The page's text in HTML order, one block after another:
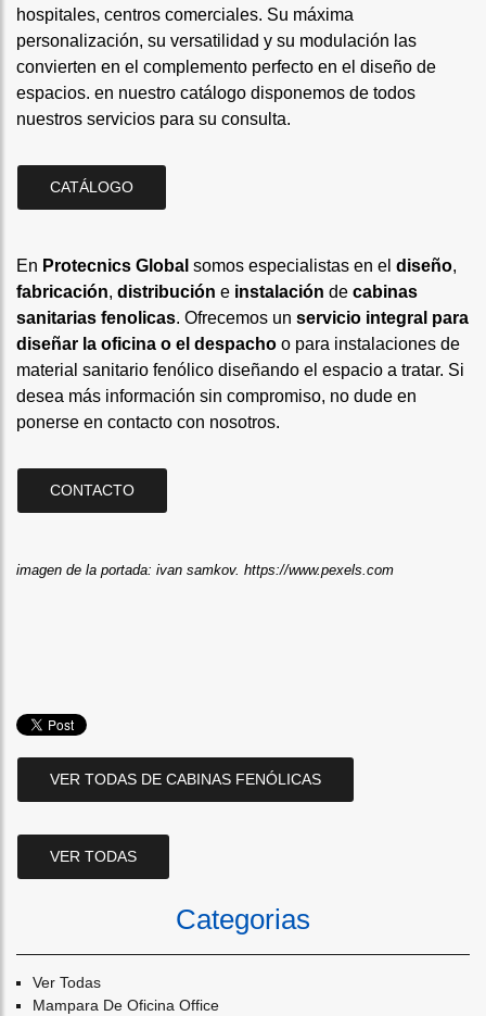
hospitales, centros comerciales. Su máxima
personalización, su versatilidad y su modulación las
convierten en el complemento perfecto en el diseño de
espacios. en nuestro catálogo disponemos de todos
nuestros servicios para su consulta.
CATÁLOGO
En Protecnics Global somos especialistas en el diseño,
fabricación, distribución e instalación de cabinas
sanitarias fenolicas. Ofrecemos un servicio integral para
diseñar la oficina o el despacho o para instalaciones de
material sanitario fenólico diseñando el espacio a tratar. Si
desea más información sin compromiso, no dude en
ponerse en contacto con nosotros.
CONTACTO
imagen de la portada: ivan samkov. https://www.pexels.com
VER TODAS DE CABINAS FENÓLICAS
VER TODAS
Categorias
Ver Todas
Mampara De Oficina Office